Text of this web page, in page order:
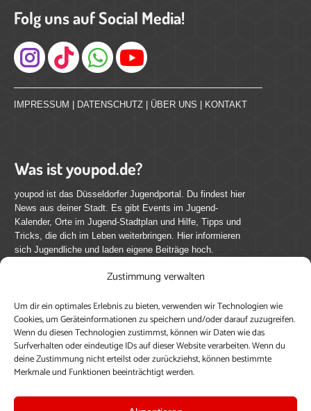
Zustimmung verwalten
Um dir ein optimales Erlebnis zu bieten, verwenden wir Technologien wie
Cookies, um Geräteinformationen zu speichern und/oder darauf zuzugreifen.
Wenn du diesen Technologien zustimmst, können wir Daten wie das
Surfverhalten oder eindeutige IDs auf dieser Website verarbeiten. Wenn du
deine Zustimmung nicht erteilst oder zurückziehst, können bestimmte
Merkmale und Funktionen beeinträchtigt werden.
Folg uns auf Social Media!
Instagram
IMPRESSUM DATENSCHUTZ ÜBER UNS KONTAKT
Was ist youpod.de?
youpod ist das Düsseldorfer Jugendportal. Du findest hier
News aus deiner Stadt. Es gibt Events im Jugend-
Kalender, Orte im Jugend-Stadtplan und Hilfe, Tipps und
Tricks, die dich im Leben weiterbringen. Hier informieren
sich Jugendliche und laden eigene Beiträge hoch.
Mach mit bei youpod.de!
youpod.de lebt von Menschen wie dir. Sammel
journalistische Erfahrung, teile deine Perspektive und
veröffentliche deine Beiträge auf youpod.de.Du musst
dich anmelden, um alle Funktionen nutzen zu können, ein
Profil anzulegen, eigene Beiträge hochzuladen und zu